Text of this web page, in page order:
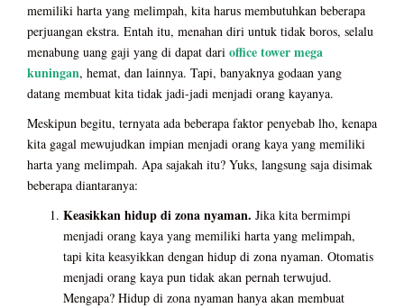
memiliki harta yang melimpah, kita harus membutuhkan beberapa
perjuangan ekstra. Entah itu, menahan diri untuk tidak boros, selalu
menabung uang gaji yang di dapat dari office tower mega
kuningan, hemat, dan lainnya. Tapi, banyaknya godaan yang
datang membuat kita tidak jadi-jadi menjadi orang kayanya.
Meskipun begitu, ternyata ada beberapa faktor penyebab lho, kenapa
kita gagal mewujudkan impian menjadi orang kaya yang memiliki
harta yang melimpah. Apa sajakah itu? Yuks, langsung saja disimak
beberapa diantaranya:
Keasikkan hidup di zona nyaman. Jika kita bermimpi
menjadi orang kaya yang memiliki harta yang melimpah,
tapi kita keasyikkan dengan hidup di zona nyaman. Otomatis
menjadi orang kaya pun tidak akan pernah terwujud.
Mengapa? Hidup di zona nyaman hanya akan membuat